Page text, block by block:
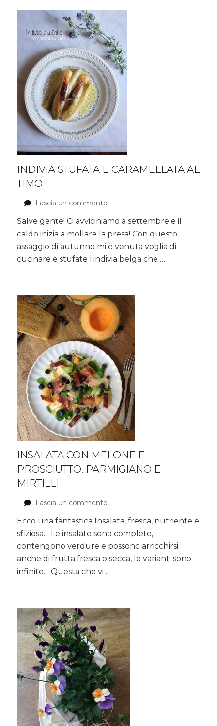
INDIVIA STUFATA E CARAMELLATA AL
TIMO
Lascia un commento
stufata
e
caramellata
al
timo
Salve gente! Ci avviciniamo a settembre e il
caldo inizia a mollare la presa! Con questo
assaggio di autunno mi è venuta voglia di
cucinare e stufate l’indivia belga che …
INSALATA CON MELONE E
PROSCIUTTO, PARMIGIANO E
MIRTILLI
Lascia un commento
con
melone
e
prosciutto,
Parmigiano
e
Ecco una fantastica Insalata, fresca, nutriente e
sfiziosa… Le insalate sono complete,
contengono verdure e possono arricchirsi
anche di frutta fresca o secca, le varianti sono
infinite… Questa che vi …